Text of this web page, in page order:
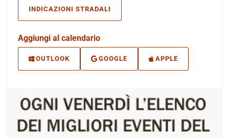
INDICAZIONI STRADALI
Aggiungi al calendario
OUTLOOK GOOGLE APPLE